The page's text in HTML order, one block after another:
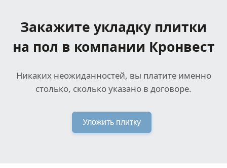
Закажите укладку плитки
на пол в компании Кронвест
Никаких неожиданностей, вы платите именно
столько, сколько указано в договоре.
Уложить плитку